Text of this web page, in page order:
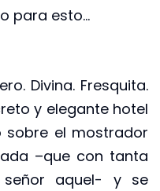
para esto…
Divina. Fresquita.
y elegante hotel
sobre el mostrador
–que con tanta
aquel- y se